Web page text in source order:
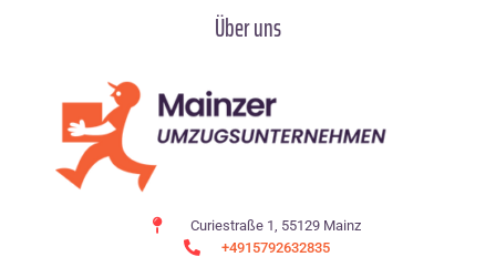
Über uns
Curiestraße 1, 55129 Mainz
+4915792632835